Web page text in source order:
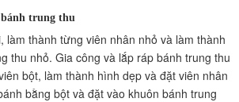
trung thu
làm thành từng viên nhân nhỏ và làm thành
thu nhỏ. Gia công và lắp ráp bánh trung thu
bột, làm thành hình dẹp và đặt viên nhân
bằng bột và đặt vào khuôn bánh trung